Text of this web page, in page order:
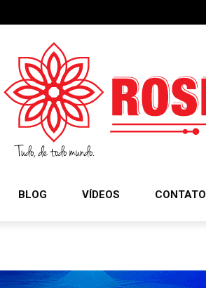
BLOG VÍDEOS CONTATO